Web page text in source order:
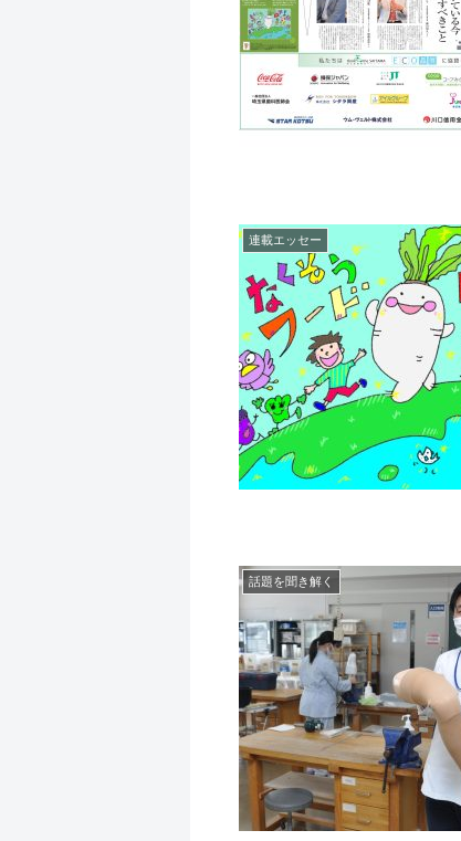
連載エッセー
話題を聞き解く